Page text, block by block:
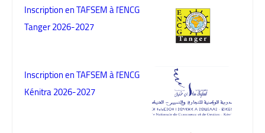
Inscription en TAFSEM à l'ENCG
Tanger 2026-2027
Inscription en TAFSEM à l'ENCG
Kénitra 2026-2027